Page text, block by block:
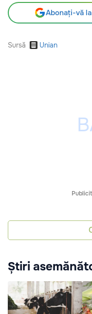
Abonați-vă
Sursă Unian
Știri